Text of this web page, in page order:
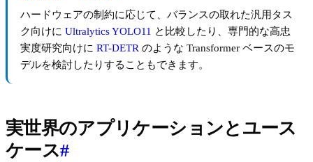
ハードウェアの制約に応じて、バランスの取れた汎用タス
ク向けに Ultralytics YOLO11 と比較したり、専門的な高忠
実度研究向けに RT-DETR のような Transformer ベースのモ
デルを検討したりすることもできます。
実世界のアプリケーションとユース
ケース#